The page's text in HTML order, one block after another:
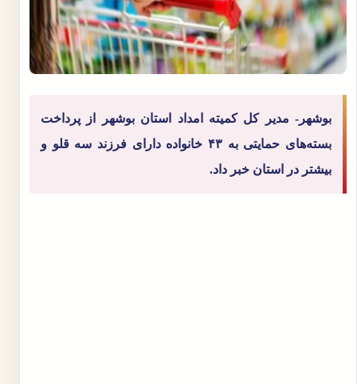
بوشهر- مدیر کل کمیته امداد استان بوشهر از پرداخت
بسته‌های حمایتی به ۴۳ خانواده دارای فرزند سه قلو و
بیشتر در استان خبر داد.